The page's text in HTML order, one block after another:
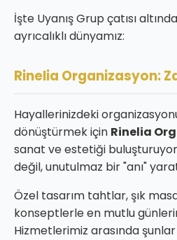
İşte Uyanış Grup çatısı
ayrıcalıklı dünyamız:
Rinelia Organizasyon:
Hayallerinizdeki
dönüştürmek için Rinelia
sanat ve estetiği
değil, unutulmaz bir "anı"
Özel tasarım tahtlar, şık
konseptlerle en mutlu
Hizmetlerimiz arasında